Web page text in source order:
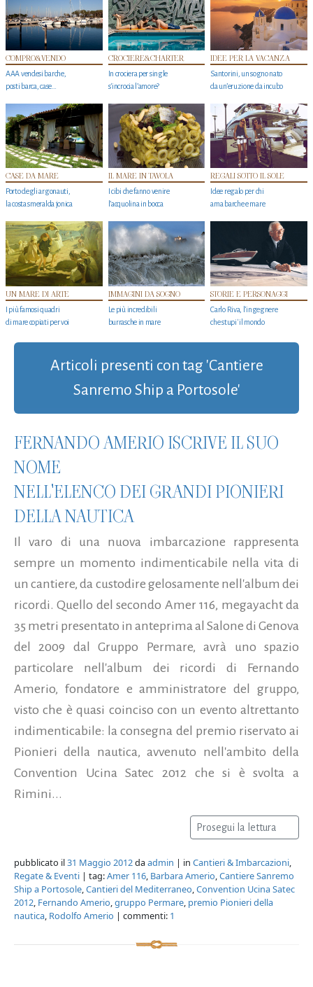
COMPRO&VENDO
AAA vendesi barche,
posti barca, case…
CROCIERE&CHARTER
In crociera per single
s'incrocia l’amore?
IDEE PER LA VACANZA
Santorini, un sogno nato
da un’eruzione da incubo
CASE DA MARE
Porto degli argonauti,
la costa smeralda jonica
IL MARE IN TAVOLA
I cibi che fanno venire
l’acquolina in bocca
REGALI SOTTO IL SOLE
Idee regalo per chi
ama barche e mare
UN MARE DI ARTE
I più famosi quadri
di mare copiati per voi
IMMAGINI DA SOGNO
Le più incredibili
burrasche in mare
STORIE E PERSONAGGI
Carlo Riva, l’ingegnere
che stupi' il mondo
Articoli presenti con tag 'Cantiere
Sanremo Ship a Portosole'
FERNANDO AMERIO ISCRIVE IL SUO
NOME
NELL'ELENCO DEI GRANDI PIONIERI
DELLA NAUTICA
Il varo di una nuova imbarcazione rappresenta
sempre un momento indimenticabile nella vita di
un cantiere, da custodire gelosamente nell'album dei
ricordi. Quello del secondo Amer 116, megayacht da
35 metri presentato in anteprima al Salone di Genova
del 2009 dal Gruppo Permare, avrà uno spazio
particolare nell'album dei ricordi di Fernando
Amerio, fondatore e amministratore del gruppo,
visto che è quasi coinciso con un evento altrettanto
indimenticabile: la consegna del premio riservato ai
Pionieri della nautica, avvenuto nell'ambito della
Convention Ucina Satec 2012 che si è svolta a
Rimini...
Prosegui la lettura
pubblicato il31 Maggio 2012daadmin | in Cantieri & Imbarcazioni,
Regate & Eventi | tag:Amer 116, Barbara Amerio,Cantiere Sanremo
Ship a Portosole,Cantieri del Mediterraneo,Convention Ucina Satec
2012, Fernando Amerio,gruppo Permare, premio Pionieri della
nautica, Rodolfo Amerio | commenti: 1